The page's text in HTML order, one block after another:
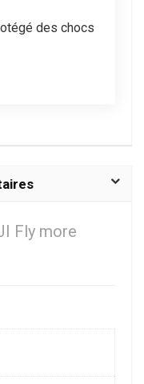
des chocs
Fly more